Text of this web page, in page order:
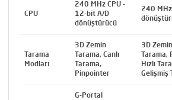
CPU
240 MHz CPU -
12-bit A/D
dönüştürücü
240
Tarama
Modları
3D Zemin
Tarama, Canlı
Tarama,
Pinpointer
3D
Hızlı
Gelişmiş
G-Portal